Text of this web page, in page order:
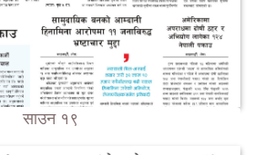
साउन १९